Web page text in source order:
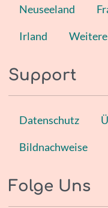
Neuseeland
Irland
Support
Datenschutz
Bildnachweise
Folge Uns